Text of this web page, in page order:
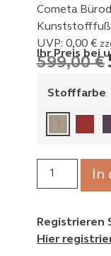
Cometa
UVP: 0,00 €
Ihr Preis bei
599,00€
Stofffarbe
In
Registrieren
Hier